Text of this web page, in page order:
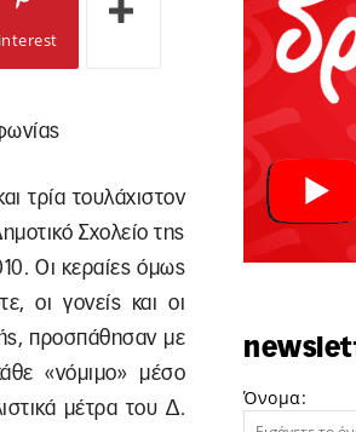
τρία τουλάχιστον
Σχολείο της
Οι κεραίες όμως
οι γονείς και οι
προσπάθησαν με
«νόμιμο» μέσο
μέτρα του Δ.
Όνομα: